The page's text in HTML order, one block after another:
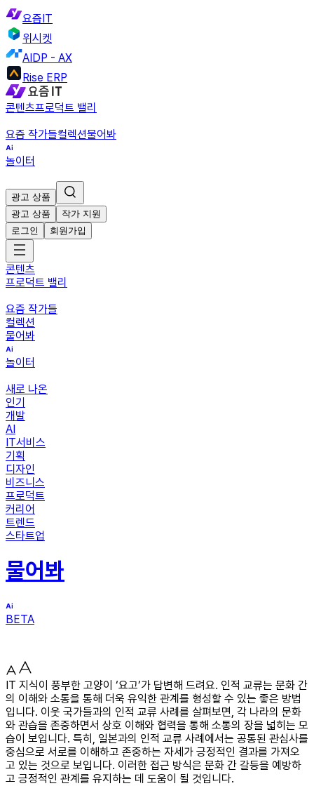
요즘IT
위시켓
AIDP - AX
Rise ERP
콘텐츠프로덕트 밸리
요즘 작가들컬렉션물어봐
놀이터
광고 상품
광고 상품
작가 지원
로그인
회원가입
콘텐츠
프로덕트 밸리
요즘 작가들
컬렉션
물어봐
놀이터
새로 나온
인기
개발
AI
IT서비스
기획
디자인
비즈니스
프로덕트
커리어
트렌드
스타트업
물어봐
BETA
IT 지식이 풍부한 고양이 ‘요고’가 답변해 드려요. 인적 교류는 문화 간
의 이해와 소통을 통해 더욱 유익한 관계를 형성할 수 있는 좋은 방법
입니다. 이웃 국가들과의 인적 교류 사례를 살펴보면, 각 나라의 문화
와 관습을 존중하면서 상호 이해와 협력을 통해 소통의 장을 넓히는 모
습이 보입니다. 특히, 일본과의 인적 교류 사례에서는 공통된 관심사를
중심으로 서로를 이해하고 존중하는 자세가 긍정적인 결과를 가져오
고 있는 것으로 보입니다. 이러한 접근 방식은 문화 간 갈등을 예방하
고 긍정적인 관계를 유지하는 데 도움이 될 것입니다.